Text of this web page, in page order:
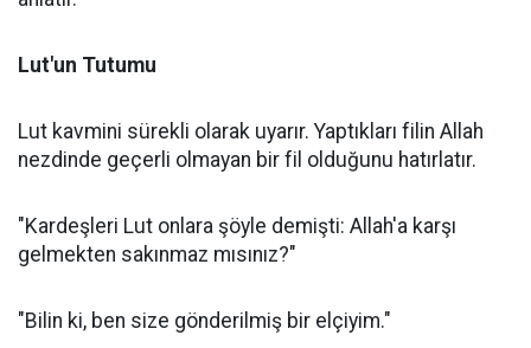
Lut'un Tutumu
Lut kavmini sürekli olarak uyarır. Yaptıkları filin Allah
nezdinde geçerli olmayan bir fil olduğunu hatırlatır.
"Kardeşleri Lut onlara şöyle demişti: Allah'a karşı
gelmekten sakınmaz mısınız?"
"Bilin ki, ben size gönderilmiş bir elçiyim."